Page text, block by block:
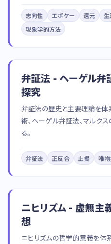
志向性 エポケー 還元
現象学的方法
弁証法 - ヘーゲル弁
探究
弁証法の歴史と主要理論を体
術、ヘーゲル弁証法、マルク
る。
弁証法 正反合 止揚 唯
ニヒリズム - 虚無主
想
ニヒリズムの哲学的意義を体